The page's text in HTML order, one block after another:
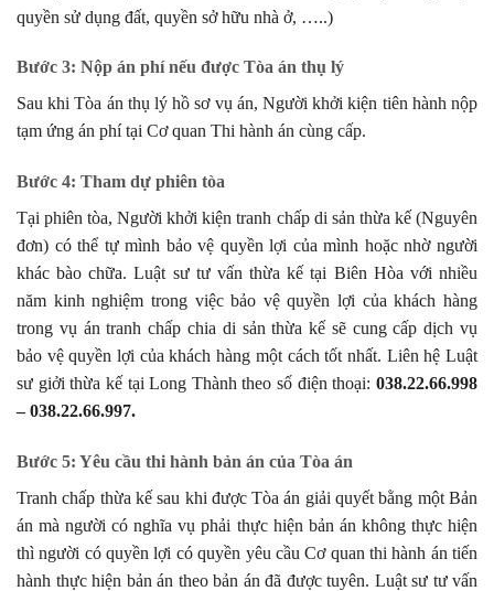
quyền sử dụng đất, quyền sở hữu nhà ở, …..)
Bước 3: Nộp án phí nếu được Tòa án thụ lý
Sau khi Tòa án thụ lý hồ sơ vụ án, Người khởi kiện tiên hành nộp
tạm ứng án phí tại Cơ quan Thi hành án cùng cấp.
Bước 4: Tham dự phiên tòa
Tại phiên tòa, Người khởi kiện tranh chấp di sản thừa kế (Nguyên
đơn) có thể tự mình bảo vệ quyền lợi của mình hoặc nhờ người
khác bào chữa. Luật sư tư vấn thừa kế tại Biên Hòa với nhiều
năm kinh nghiệm trong việc bảo vệ quyền lợi của khách hàng
trong vụ án tranh chấp chia di sản thừa kế sẽ cung cấp dịch vụ
bảo vệ quyền lợi của khách hàng một cách tốt nhất. Liên hệ Luật
sư giởi thừa kế tại Long Thành theo số điện thoại: 038.22.66.998
– 038.22.66.997.
Bước 5: Yêu cầu thi hành bản án của Tòa án
Tranh chấp thừa kế sau khi được Tòa án giải quyết bằng một Bản
án mà người có nghĩa vụ phải thực hiện bản án không thực hiện
thì người có quyền lợi có quyền yêu cầu Cơ quan thi hành án tiến
hành thực hiện bản án theo bản án đã được tuyên. Luật sư tư vấn